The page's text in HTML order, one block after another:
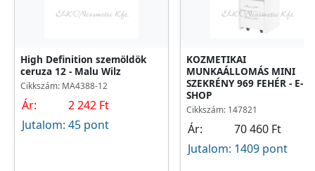
High Definition szemöldök
ceruza 12 - Malu Wilz
Cikkszám: MA4388-12
Ár:
2 242 Ft
Jutalom: 45 pont
KOZMETIKAI
MUNKAÁLLOMÁS MINI
SZEKRÉNY 969 FEHÉR - E-
SHOP
Cikkszám: 147821
Ár:
70 460 Ft
Jutalom: 1409 pont